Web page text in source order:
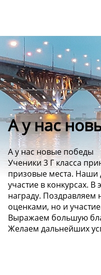
А у нас
А у нас новые победы
Ученики 3 Г класса
призовые места. Наши
участие в конкурсах.
награду. Поздравляем
оценками, но и
Выражаем большую
Желаем дальнейших